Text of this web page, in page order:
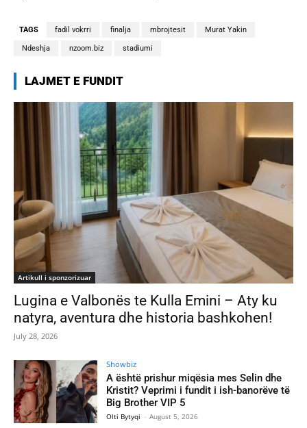
TAGS fadil vokrri finalja mbrojtesit Murat Yakin
Ndeshja nzoom.biz stadiumi
LAJMET E FUNDIT
Artikull i sponzorizuar
Lugina e Valbonës te Kulla Emini – Aty ku
natyra, aventura dhe historia bashkohen!
July 28, 2026
Showbiz
A është prishur miqësia mes Selin dhe
Kristit? Veprimi i fundit i ish-banorëve të
Big Brother VIP 5
Olti Bytyqi - August 5, 2026